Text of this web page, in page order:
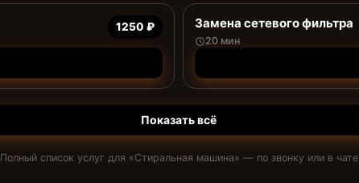
1250 ₽ Замена сетевого фильтра
20 мин
Показать всё
Полный список услуг для «Стиральная машина» — по звонку или в чате